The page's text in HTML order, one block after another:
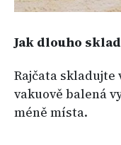
Jak dlouho
Rajčata skladujte
vakuově balená
méně místa.